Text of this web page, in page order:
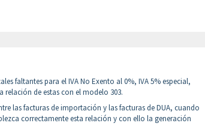
faltantes para el IVA No Exento al 0%, IVA 5% especial,
relación de estas con el modelo 303.
las facturas de importación y las facturas de DUA, cuando
correctamente esta relación y con ello la generación